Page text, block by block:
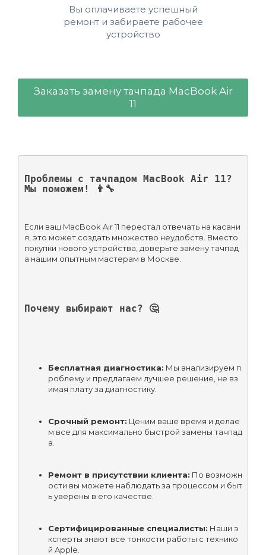
Вы оплачиваете успешный
ремонт и забираете рабочее
устройство
Заказать замену тачпада MacBook Air
11
Проблемы с тачпадом MacBook Air 11?
Мы поможем! 👨‍🔧
Если ваш MacBook Air 11 перестал отвечать на касани
я, это может создать множество неудобств. Вместо
покупки нового устройства, доверьте замену тачпад
а нашим опытным мастерам в Москве.
Почему выбирают нас? 🤔
Бесплатная диагностика: Мы анализируем п
роблему и предлагаем лучшее решение, не вз
имая плату за диагностику.
Срочный ремонт: Ценим ваше время и делае
м все для максимально быстрой замены тачпад
а.
Ремонт в присутствии клиента: По возможн
ости вы можете наблюдать за процессом и быт
ь уверены в его качестве.
Сертифицированные специалисты: Наши э
ксперты знают все тонкости работы с технико
й Apple.